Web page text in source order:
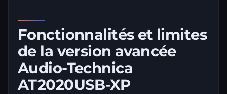
Fonctionnalités et limites
de la version avancée
Audio-Technica
AT2020USB-XP